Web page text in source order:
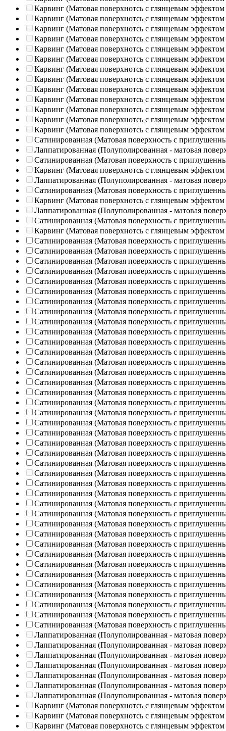
Карвинг (Матовая поверхнотсь с глянцевым эффектом
Карвинг (Матовая поверхнотсь с глянцевым эффектом
Карвинг (Матовая поверхнотсь с глянцевым эффектом
Карвинг (Матовая поверхнотсь с глянцевым эффектом
Карвинг (Матовая поверхнотсь с глянцевым эффектом
Карвинг (Матовая поверхнотсь с глянцевым эффектом
Карвинг (Матовая поверхнотсь с глянцевым эффектом
Карвинг (Матовая поверхнотсь с глянцевым эффектом
Карвинг (Матовая поверхнотсь с глянцевым эффектом
Карвинг (Матовая поверхнотсь с глянцевым эффектом
Карвинг (Матовая поверхнотсь с глянцевым эффектом
Карвинг (Матовая поверхнотсь с глянцевым эффектом
Карвинг (Матовая поверхнотсь с глянцевым эффектом
Сатинированная (Матовая поверхность с
Лаппатированная (Полуполированная - матовая
Сатинированная (Матовая поверхность с
Карвинг (Матовая поверхнотсь с глянцевым эффектом
Лаппатированная (Полуполированная - матовая
Сатинированная (Матовая поверхность с
Карвинг (Матовая поверхнотсь с глянцевым эффектом
Лаппатированная (Полуполированная - матовая
Сатинированная (Матовая поверхность с
Карвинг (Матовая поверхнотсь с глянцевым эффектом
Сатинированная (Матовая поверхность с
Сатинированная (Матовая поверхность с
Сатинированная (Матовая поверхность с
Сатинированная (Матовая поверхность с
Сатинированная (Матовая поверхность с
Сатинированная (Матовая поверхность с
Сатинированная (Матовая поверхность с
Сатинированная (Матовая поверхность с
Сатинированная (Матовая поверхность с
Сатинированная (Матовая поверхность с
Сатинированная (Матовая поверхность с
Сатинированная (Матовая поверхность с
Сатинированная (Матовая поверхность с
Сатинированная (Матовая поверхность с
Сатинированная (Матовая поверхность с
Сатинированная (Матовая поверхность с
Сатинированная (Матовая поверхность с
Сатинированная (Матовая поверхность с
Сатинированная (Матовая поверхность с
Сатинированная (Матовая поверхность с
Сатинированная (Матовая поверхность с
Сатинированная (Матовая поверхность с
Сатинированная (Матовая поверхность с
Сатинированная (Матовая поверхность с
Сатинированная (Матовая поверхность с
Сатинированная (Матовая поверхность с
Сатинированная (Матовая поверхность с
Сатинированная (Матовая поверхность с
Сатинированная (Матовая поверхность с
Сатинированная (Матовая поверхность с
Сатинированная (Матовая поверхность с
Сатинированная (Матовая поверхность с
Сатинированная (Матовая поверхность с
Сатинированная (Матовая поверхность с
Сатинированная (Матовая поверхность с
Сатинированная (Матовая поверхность с
Сатинированная (Матовая поверхность с
Сатинированная (Матовая поверхность с
Сатинированная (Матовая поверхность с
Лаппатированная (Полуполированная - матовая
Лаппатированная (Полуполированная - матовая
Лаппатированная (Полуполированная - матовая
Лаппатированная (Полуполированная - матовая
Лаппатированная (Полуполированная - матовая
Лаппатированная (Полуполированная - матовая
Лаппатированная (Полуполированная - матовая
Карвинг (Матовая поверхнотсь с глянцевым эффектом
Карвинг (Матовая поверхнотсь с глянцевым эффектом
Карвинг (Матовая поверхнотсь с глянцевым эффектом